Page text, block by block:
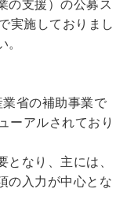
の支援）の公募ス
実施しておりまし
。
省の補助事業で
ーアルされており
となり、主には、
の入力が中心とな